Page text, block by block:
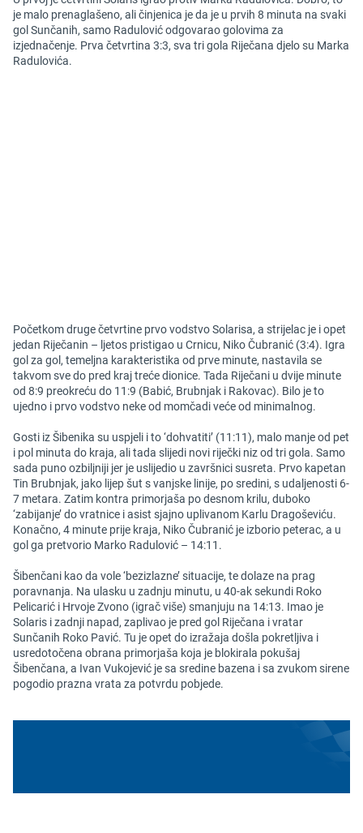
je malo prenaglašeno, ali činjenica je da je u prvih 8 minuta na svaki
gol Sunčanih, samo Radulović odgovarao golovima za
izjednačenje. Prva četvrtina 3:3, sva tri gola Riječana djelo su Marka
Radulovića.
Početkom druge četvrtine prvo vodstvo Solarisa, a strijelac je i opet
jedan Riječanin – ljetos pristigao u Crnicu, Niko Čubranić (3:4). Igra
gol za gol, temeljna karakteristika od prve minute, nastavila se
takvom sve do pred kraj treće dionice. Tada Riječani u dvije minute
od 8:9 preokreću do 11:9 (Babić, Brubnjak i Rakovac). Bilo je to
ujedno i prvo vodstvo neke od momčadi veće od minimalnog.
Gosti iz Šibenika su uspjeli i to ‘dohvatiti’ (11:11), malo manje od pet
i pol minuta do kraja, ali tada slijedi novi riječki niz od tri gola. Samo
sada puno ozbiljniji jer je uslijedio u završnici susreta. Prvo kapetan
Tin Brubnjak, jako lijep šut s vanjske linije, po sredini, s udaljenosti 6-
7 metara. Zatim kontra primorjaša po desnom krilu, duboko
‘zabijanje’ do vratnice i asist sjajno uplivanom Karlu Dragoševiću.
Konačno, 4 minute prije kraja, Niko Čubranić je izborio peterac, a u
gol ga pretvorio Marko Radulović – 14:11.
Šibenčani kao da vole ‘bezizlazne’ situacije, te dolaze na prag
poravnanja. Na ulasku u zadnju minutu, u 40-ak sekundi Roko
Pelicarić i Hrvoje Zvono (igrač više) smanjuju na 14:13. Imao je
Solaris i zadnji napad, zaplivao je pred gol Riječana i vratar
Sunčanih Roko Pavić. Tu je opet do izražaja došla pokretljiva i
usredotočena obrana primorjaša koja je blokirala pokušaj
Šibenčana, a Ivan Vukojević je sa sredine bazena i sa zvukom sirene
pogodio prazna vrata za potvrdu pobjede.